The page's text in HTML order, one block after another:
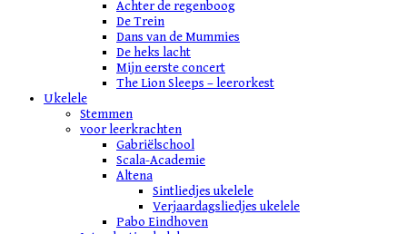
Achter de regenboog
De Trein
Dans van de Mummies
De heks lacht
Mijn eerste concert
The Lion Sleeps – leerorkest
Ukelele
Stemmen
voor leerkrachten
Gabriëlschool
Scala-Academie
Altena
Sintliedjes ukelele
Verjaardagsliedjes ukelele
Pabo Eindhoven